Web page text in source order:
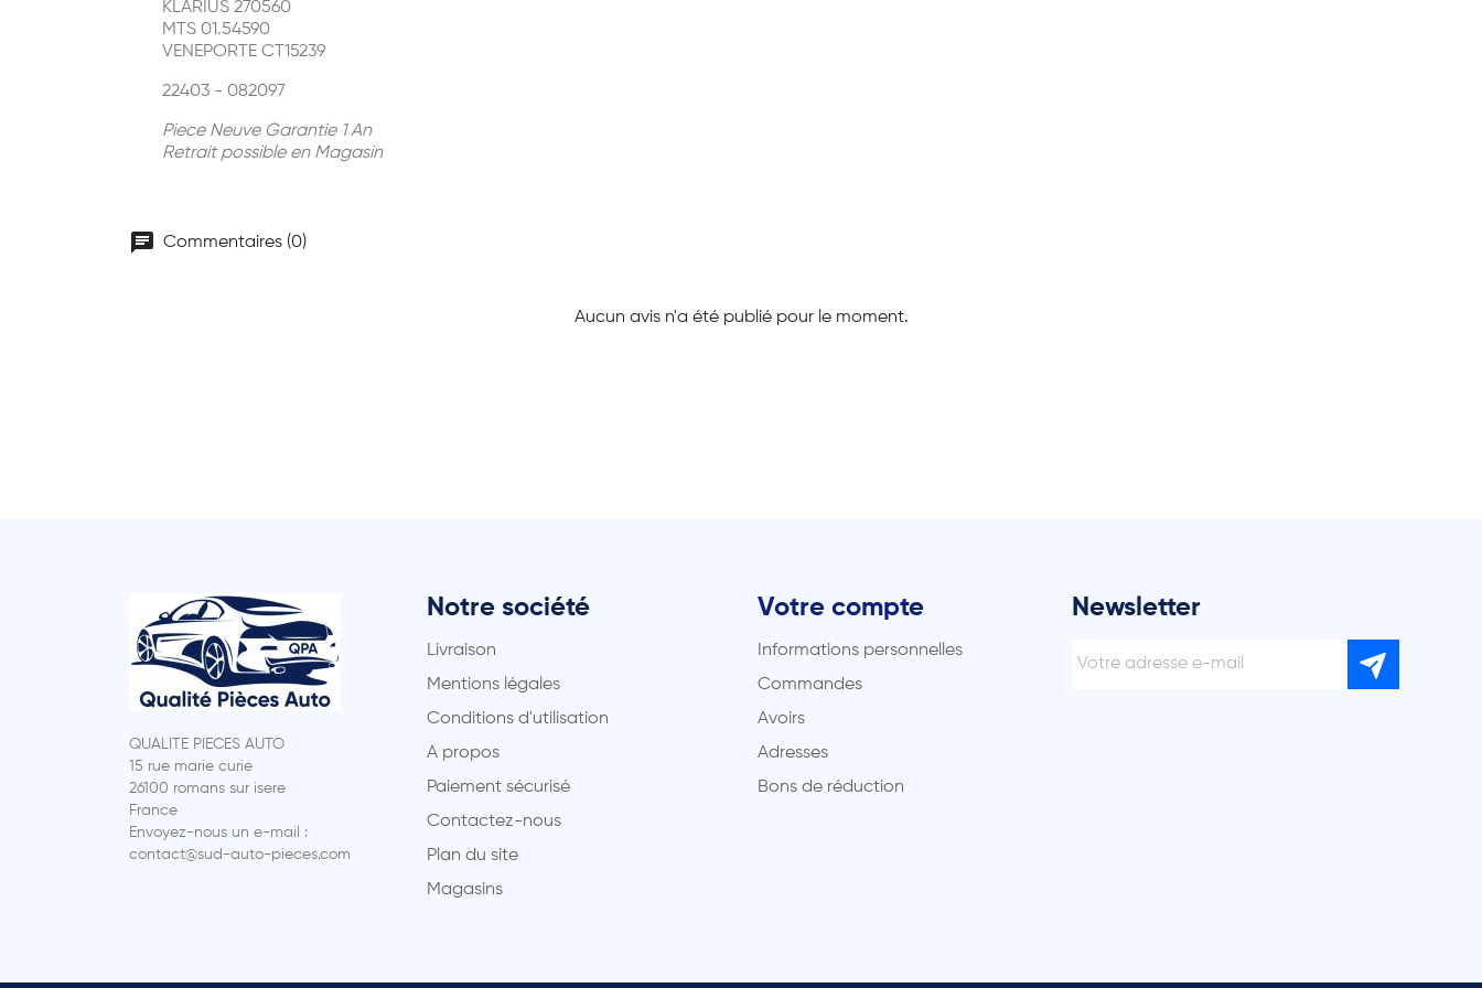
KLARIUS 270560
MTS 01.54590
VENEPORTE CT15239
22403 - 082097
Piece Neuve Garantie 1 An
Retrait possible en Magasin
chat Commentaires (0)
Aucun avis n'a été publié pour le moment.
QUALITE PIECES AUTO
15 rue marie curie
26100 romans sur isere
France
Envoyez-nous un e-mail :
contact@sud-auto-pieces.com
Notre société
Livraison
Mentions légales
Conditions d'utilisation
A propos
Paiement sécurisé
Contactez-nous
Plan du site
Magasins
Votre compte
Informations personnelles
Commandes
Avoirs
Adresses
Bons de réduction
Newsletter